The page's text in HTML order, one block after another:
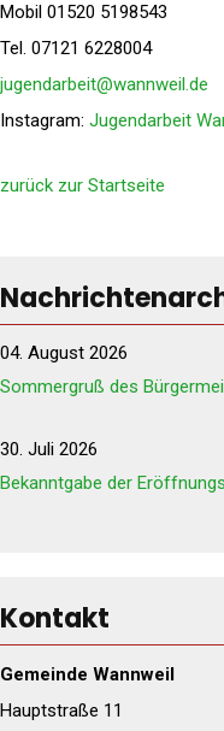
Mobil 01520 5198543
Tel. 07121 6228004
jugendarbeit@wannweil.de
Instagram: Jugendarbeit
zurück zur Startseite
04. August 2026
Sommergruß des
30. Juli 2026
Bekanntgabe der
Kontakt
Gemeinde Wannweil
Hauptstraße 11